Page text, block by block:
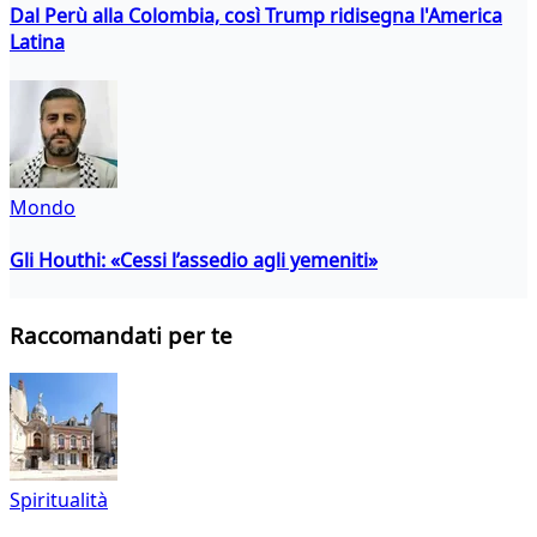
Dal Perù alla Colombia, così Trump ridisegna l'America
Latina
Mondo
Gli Houthi: «Cessi l’assedio agli yemeniti»
Raccomandati per te
Spiritualità